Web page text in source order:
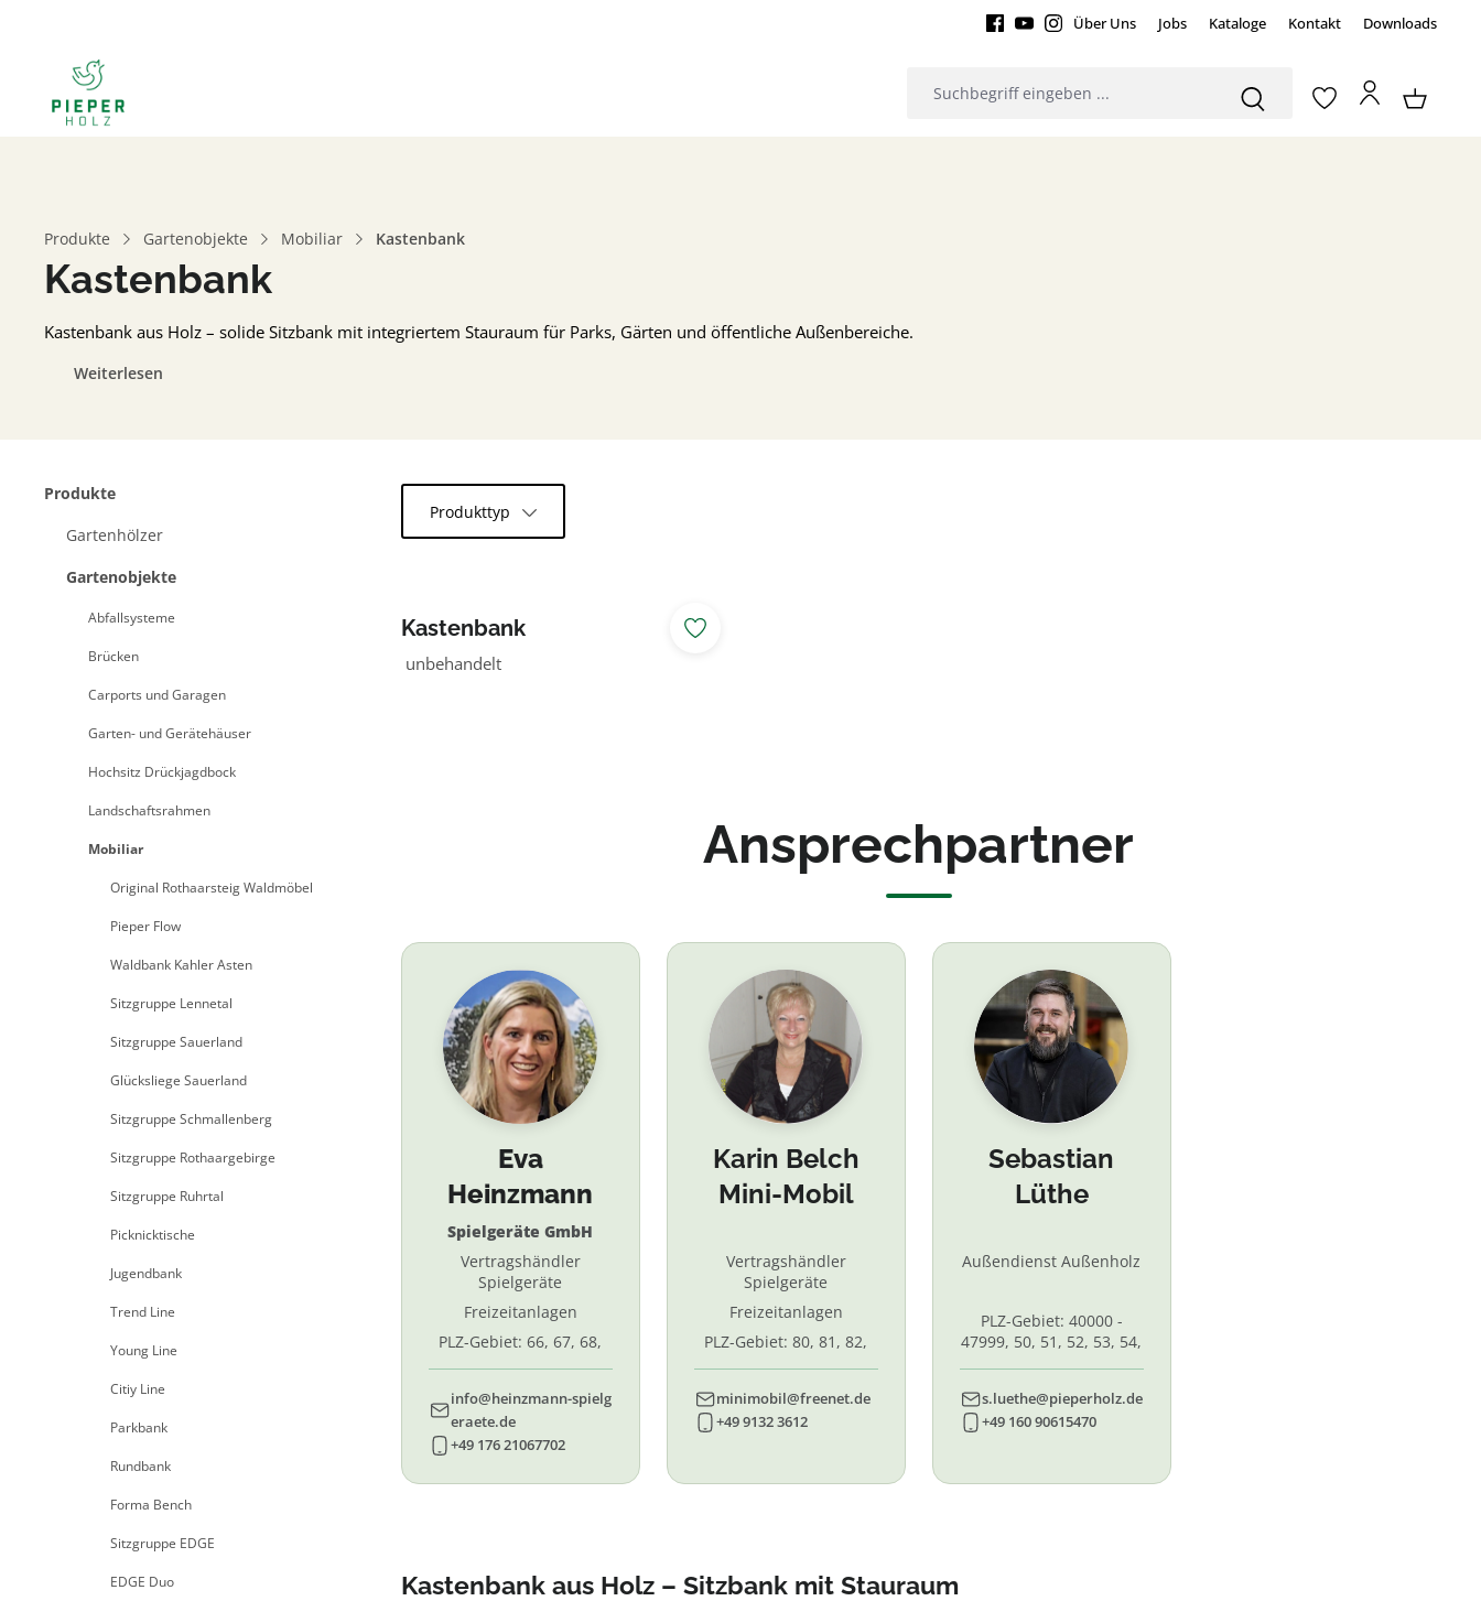
Über Uns Jobs Kataloge Kontakt Downloads
Produkte Gartenobjekte Mobiliar Kastenbank
Kastenbank
Kastenbank aus Holz – solide Sitzbank mit integriertem Stauraum für Parks, Gärten und öffentliche Außenbereiche.
Weiterlesen
Produkte
Gartenhölzer
Gartenobjekte
Abfallsysteme
Brücken
Carports und Garagen
Garten- und Gerätehäuser
Hochsitz Drückjagdbock
Landschaftsrahmen
Mobiliar
Original Rothaarsteig Waldmöbel
Pieper Flow
Waldbank Kahler Asten
Sitzgruppe Lennetal
Sitzgruppe Sauerland
Glücksliege Sauerland
Sitzgruppe Schmallenberg
Sitzgruppe Rothaargebirge
Sitzgruppe Ruhrtal
Picknicktische
Jugendbank
Trend Line
Young Line
Citiy Line
Parkbank
Rundbank
Forma Bench
Sitzgruppe EDGE
EDGE Duo
Produkttyp
Kastenbank
unbehandelt
Ansprechpartner
Eva
Heinzmann
Spielgeräte GmbH
Vertragshändler
Spielgeräte
Freizeitanlagen
PLZ-Gebiet: 66, 67, 68,
info@heinzmann-spielg
eraete.de
+49 176 21067702
Karin Belch
Mini-Mobil
Vertragshändler
Spielgeräte
Freizeitanlagen
PLZ-Gebiet: 80, 81, 82,
minimobil@freenet.de
+49 9132 3612
Sebastian
Lüthe
Außendienst Außenholz
PLZ-Gebiet: 40000 -
47999, 50, 51, 52, 53, 54,
s.luethe@pieperholz.de
+49 160 90615470
Kastenbank aus Holz – Sitzbank mit Stauraum